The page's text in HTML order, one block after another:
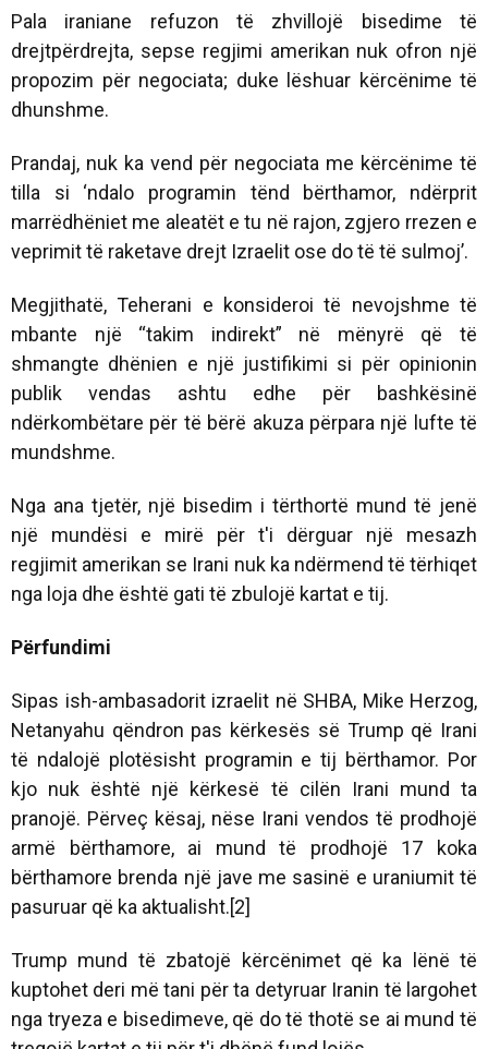
Pala iraniane refuzon të zhvillojë bisedime të
drejtpërdrejta, sepse regjimi amerikan nuk ofron një
propozim për negociata; duke lëshuar kërcënime të
dhunshme.
Prandaj, nuk ka vend për negociata me kërcënime të
tilla si ‘ndalo programin tënd bërthamor, ndërprit
marrëdhëniet me aleatët e tu në rajon, zgjero rrezen e
veprimit të raketave drejt Izraelit ose do të të sulmoj’.
Megjithatë, Teherani e konsideroi të nevojshme të
mbante një “takim indirekt” në mënyrë që të
shmangte dhënien e një justifikimi si për opinionin
publik vendas ashtu edhe për bashkësinë
ndërkombëtare për të bërë akuza përpara një lufte të
mundshme.
Nga ana tjetër, një bisedim i tërthortë mund të jenë
një mundësi e mirë për t'i dërguar një mesazh
regjimit amerikan se Irani nuk ka ndërmend të tërhiqet
nga loja dhe është gati të zbulojë kartat e tij.
Përfundimi
Sipas ish-ambasadorit izraelit në SHBA, Mike Herzog,
Netanyahu qëndron pas kërkesës së Trump që Irani
të ndalojë plotësisht programin e tij bërthamor. Por
kjo nuk është një kërkesë të cilën Irani mund ta
pranojë. Përveç kësaj, nëse Irani vendos të prodhojë
armë bërthamore, ai mund të prodhojë 17 koka
bërthamore brenda një jave me sasinë e uraniumit të
pasuruar që ka aktualisht.[2]
Trump mund të zbatojë kërcënimet që ka lënë të
kuptohet deri më tani për ta detyruar Iranin të largohet
nga tryeza e bisedimeve, që do të thotë se ai mund të